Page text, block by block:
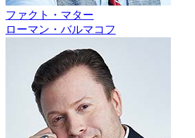
ファクト・マター
ローマン・バルマコフ